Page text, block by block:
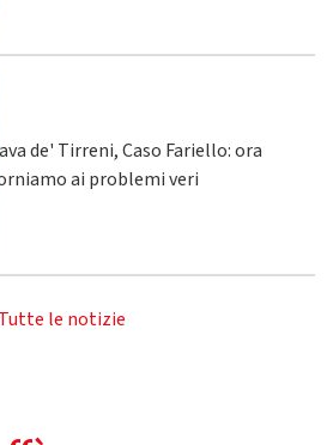
de' Tirreni, Caso Fariello: ora
ai problemi veri
Tutte le notizie